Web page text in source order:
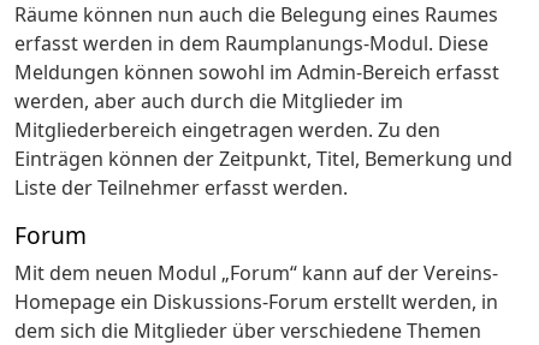
Räume können nun auch die Belegung eines Raumes
erfasst werden in dem Raumplanungs-Modul. Diese
Meldungen können sowohl im Admin-Bereich erfasst
werden, aber auch durch die Mitglieder im
Mitgliederbereich eingetragen werden. Zu den
Einträgen können der Zeitpunkt, Titel, Bemerkung und
Liste der Teilnehmer erfasst werden.
Forum
Mit dem neuen Modul „Forum“ kann auf der Vereins-
Homepage ein Diskussions-Forum erstellt werden, in
dem sich die Mitglieder über verschiedene Themen